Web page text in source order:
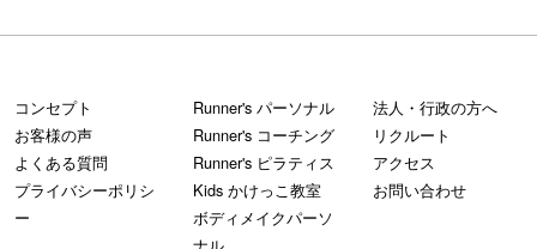
コンセプト
お客様の声
よくある質問
プライバシーポリシ
ー
Runner's パーソナル
Runner's コーチング
Runner's ピラティス
Kids かけっこ教室
ボディメイクパーソ
法人・行政の方へ
リクルート
アクセス
お問い合わせ